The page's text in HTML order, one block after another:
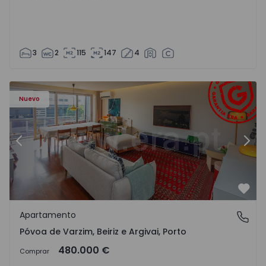
3 2 115 147 4
Nuevo
e Argivai - 1574602 - 20
Apartamento T3 Póvoa de Varzim, Póvoa de Varzim,
Anterior
Póvoa de Varzim, Beiriz e Argivai, Porto
Apartamento
Póvoa de Varzim, Beiriz e Argivai, Porto
Comprar 480.000 €